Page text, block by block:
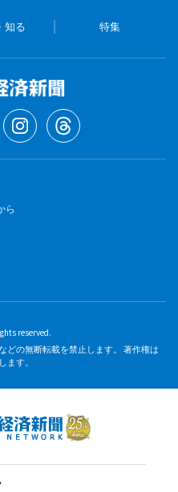
知る 特集
ら
reserved.
どの無断転載を禁止します。 著作権は
ます。